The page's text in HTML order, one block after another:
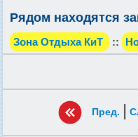
Рядом находятся
Зона Отдыха КиТ ::
Пред. |